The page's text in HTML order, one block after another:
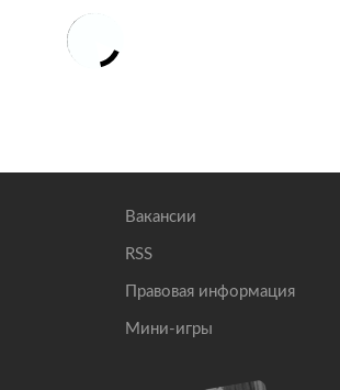
Вакансии
RSS
Правовая информация
Мини-игры